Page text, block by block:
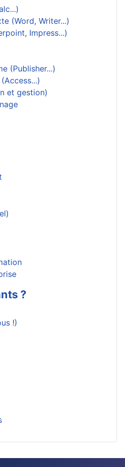
(Word, Writer...)
Impress...)
(Publisher...)
et gestion)
?
!)